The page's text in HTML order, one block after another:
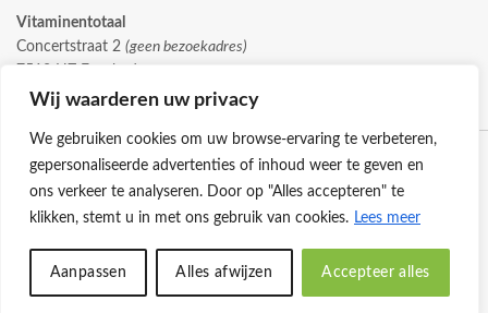
Wij waarderen uw privacy
We gebruiken cookies om uw browse-ervaring te verbeteren,
gepersonaliseerde advertenties of inhoud weer te geven en
ons verkeer te analyseren. Door op "Alles accepteren" te
klikken, stemt u in met ons gebruik van cookies. Lees meer
Aanpassen Alles afwijzen Accepteer alles
Vitaminentotaal
Concertstraat 2 (geen bezoekadres)
info@vitaminentotaal.nl
© 2026 -Vitaminentotaal.nl